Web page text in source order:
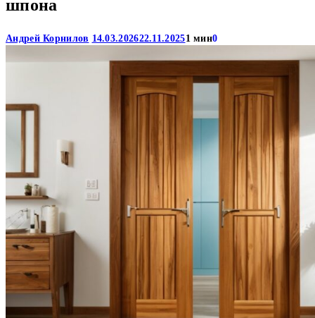
шпона
Андрей Корнилов 14.03.202622.11.20251 мин0